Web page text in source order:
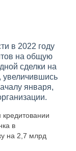
в 2022 году
на общую
сделки на
увеличившись
января,
в
на 2,7 млрд